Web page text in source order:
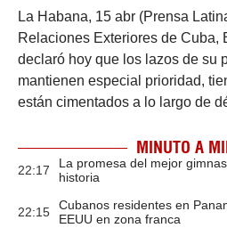
La Habana, 15 abr (Prensa
Relaciones Exteriores de Cuba,
declaró hoy que los lazos de su
mantienen especial prioridad,
están cimentados a lo largo de
MINUTO A
22:17
La promesa del mejor
historia
22:15
Cubanos residentes en
EEUU en zona franca